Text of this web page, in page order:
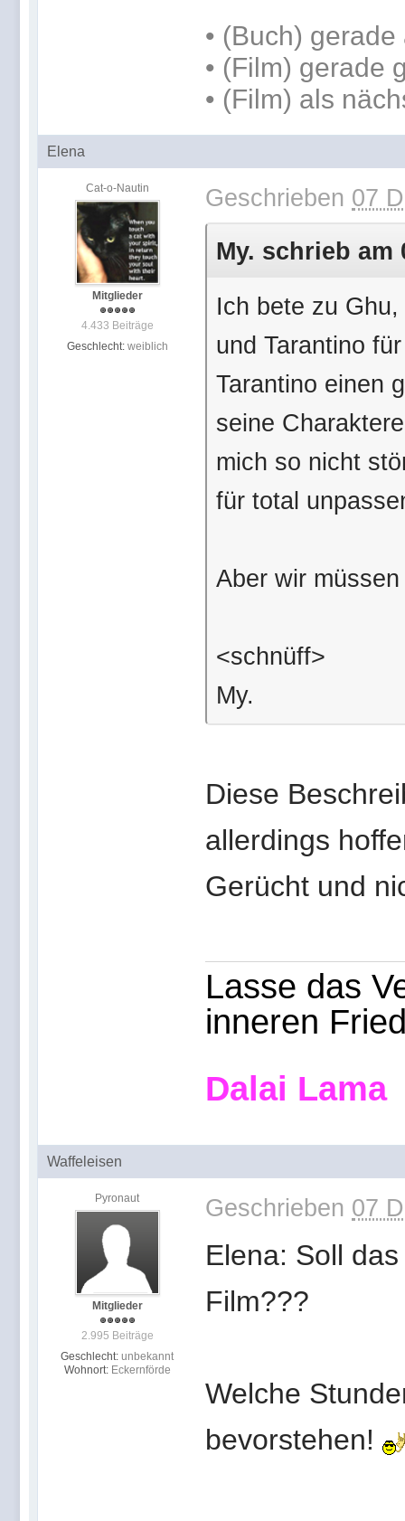
• (Buch) gerade
• (Film) gerade
• (Film) als
Elena
Cat-o-Nautin
Mitglieder
4.433 Beiträge
Geschlecht: weiblich
Geschrieben 07
My. schrieb am
Ich bete zu
und Tarantino
Tarantino einen
seine
mich so nicht
für total
Aber wir
<schnüff>
My.
Diese
allerdings
Gerücht und
Lasse das
inneren
Dalai Lama
Waffeleisen
Pyronaut
Mitglieder
2.995 Beiträge
Geschlecht: unbekannt
Wohnort: Eckernförde
Geschrieben 07
Elena: Soll
Film???
Welche
bevorstehen!